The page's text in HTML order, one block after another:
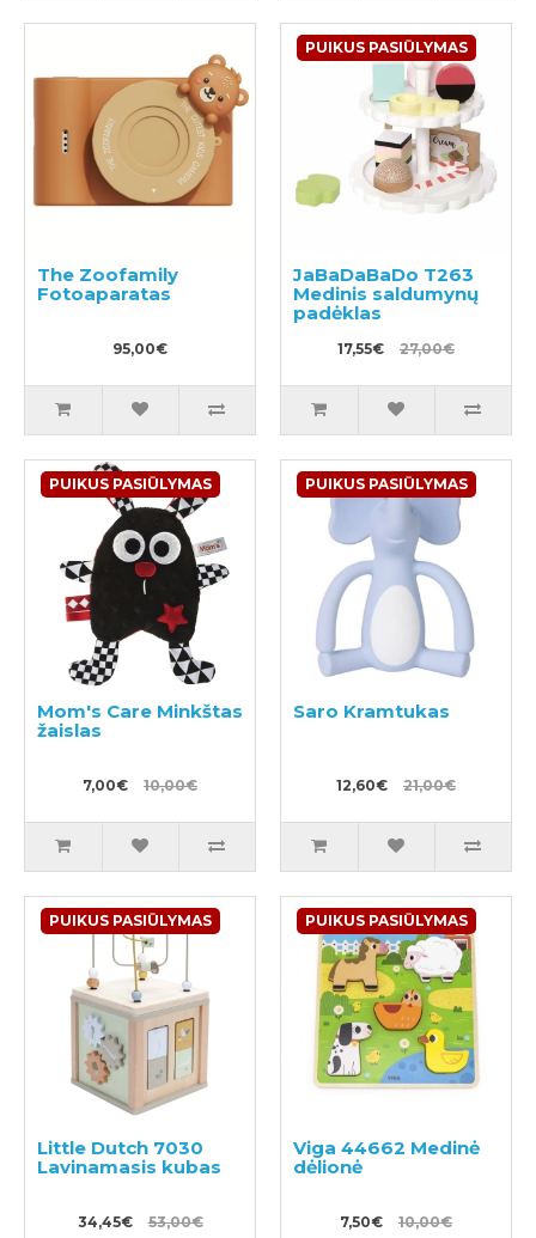
The Zoofamily
Fotoaparatas
95,00€
PUIKUS PASIŪLYMAS
JaBaDaBaDo T263
Medinis saldumynų
padėklas
17,55€ 27,00€
PUIKUS PASIŪLYMAS
Mom's Care Minkštas
žaislas
7,00€ 10,00€
PUIKUS PASIŪLYMAS
Saro Kramtukas
12,60€ 21,00€
PUIKUS PASIŪLYMAS
Little Dutch 7030
Lavinamasis kubas
34,45€ 53,00€
PUIKUS PASIŪLYMAS
Viga 44662 Medinė
dėlionė
7,50€ 10,00€